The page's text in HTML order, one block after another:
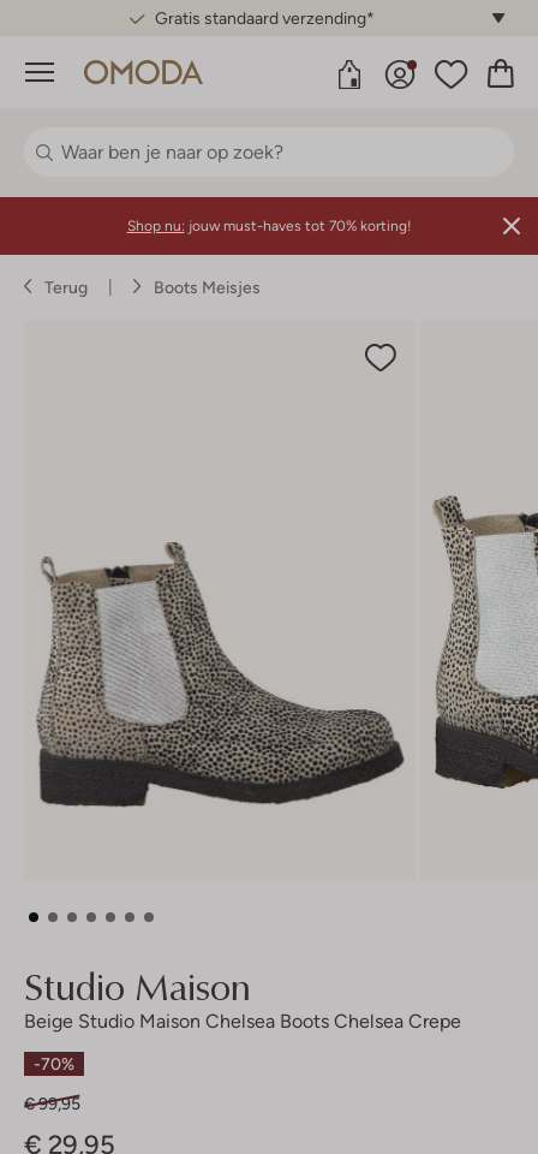
Gratis standaard verzending*
Menu
Shop nu: jouw must-haves tot 70% korting!
Terug Boots Meisjes
Studio Maison
Beige Studio Maison Chelsea Boots Chelsea Crepe
-70%
€ 99,95
€ 29,95